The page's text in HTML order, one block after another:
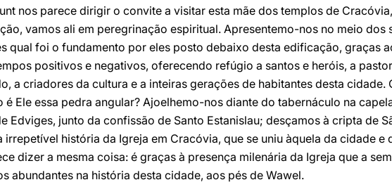
nos parece dirigir o convite a visitar esta mãe dos templos de
vamos ali em peregrinação espiritual. Apresentemo-nos no meio dos
qual foi o fundamento por eles posto debaixo desta edificação, graças
positivos e negativos, oferecendo refúgio a santos e heróis, a
a criadores da cultura e a inteiras gerações de habitantes desta cidade.
é Ele essa pedra angular? Ajoelhemo-nos diante do tabernáculo na
Edviges, junto da confissão de Santo Estanislau; desçamos à cripta de
irrepetível história da Igreja em Cracóvia, que se uniu àquela da cidade e
dizer a mesma coisa: é graças à presença milenária da Igreja que a
abundantes na história desta cidade, aos pés de Wawel.